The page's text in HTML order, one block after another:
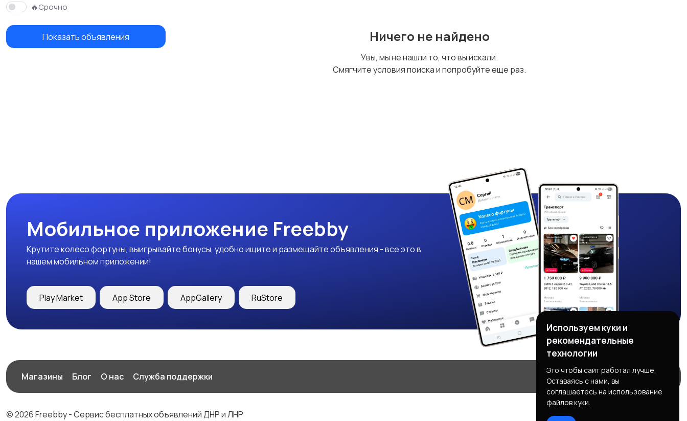
🔥Срочно
Показать объявления Ничего не найдено
Увы, мы не нашли то, что вы искали.
Смягчите условия поиска и попробуйте еще раз.
Мобильное приложение Freebby
Крутите колесо фортуны, выигрывайте бонусы, удобно ищите и размещайте объявления - все это в
нашем мобильном приложении!
Play Market App Store AppGallery RuStore
Магазины Блог О нас Служба поддержки
© 2026 Freebby - Сервис бесплатных объявлений ДНР и ЛНР
Используем куки и
рекомендательные
технологии
Это чтобы сайт работал лучше.
Оставаясь с нами, вы
соглашаетесь на использование
файлов куки.